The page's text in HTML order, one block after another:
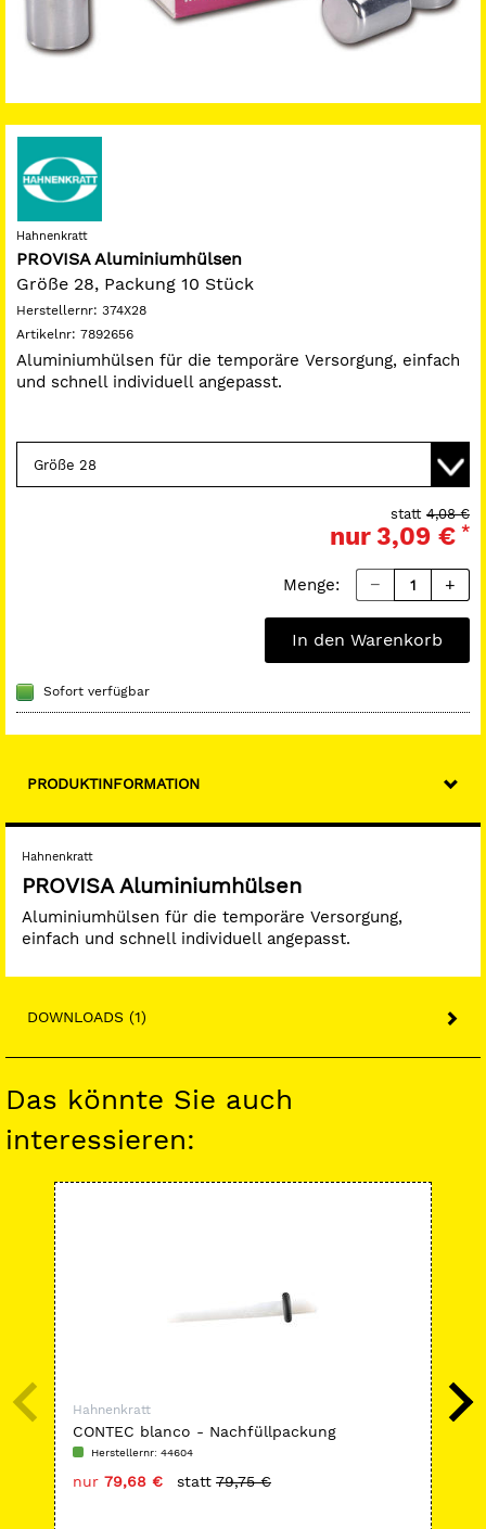
Hahnenkratt
PROVISA Aluminiumhülsen
Größe 28, Packung 10 Stück
Herstellernr: 374X28
Artikelnr: 7892656
Aluminiumhülsen für die temporäre Versorgung, einfach
und schnell individuell angepasst.
4,08 €
statt
nur 3,09 € *
Menge:
In den Warenkorb
Sofort verfügbar
PRODUKTINFORMATION
Hahnenkratt
PROVISA Aluminiumhülsen
Aluminiumhülsen für die temporäre Versorgung,
einfach und schnell individuell angepasst.
DOWNLOADS (1)
Das könnte Sie auch
interessieren:
Hahnenkratt
CONTEC blanco - Nachfüllpackung
Herstellernr: 44604
nur 79,68 € statt 79,75 €